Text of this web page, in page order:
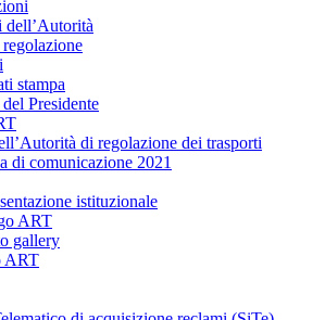
stampa
Presidente
di regolazione dei trasporti
di comunicazione 2021
istituzionale
ART
gallery
ART